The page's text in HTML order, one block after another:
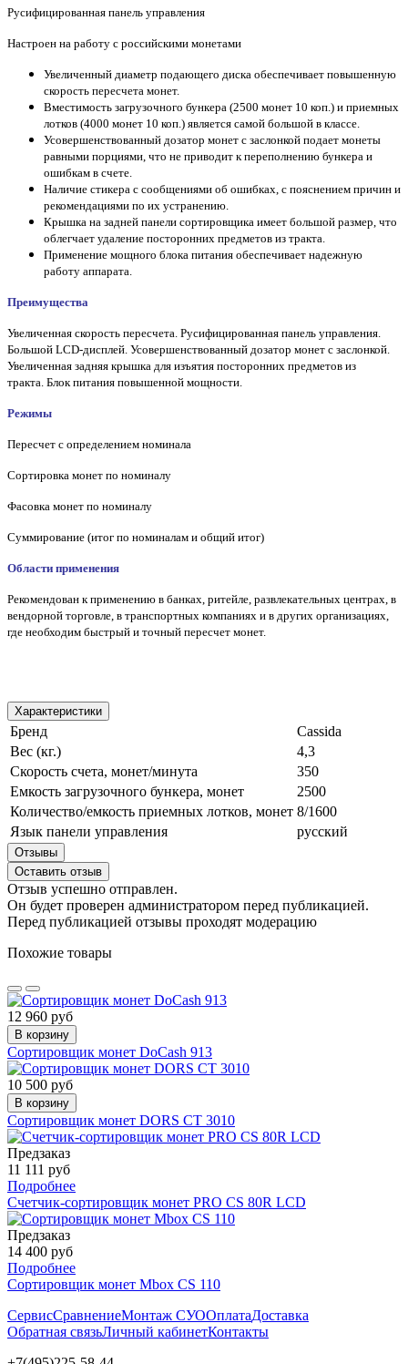
Русифицированная панель управления
Настроен на работу с российскими монетами
Увеличенный диаметр подающего диска обеспечивает повышенную
скорость пересчета монет.
Вместимость загрузочного бункера (2500 монет 10 коп.) и приемных
лотков (4000 монет 10 коп.) является самой большой в классе.
Усовершенствованный дозатор монет с заслонкой подает монеты
равными порциями, что не приводит к переполнению бункера и
ошибкам в счете.
Наличие стикера с сообщениями об ошибках, с пояснением причин и
рекомендациями по их устранению.
Крышка на задней панели сортировщика имеет большой размер, что
облегчает удаление посторонних предметов из тракта.
Применение мощного блока питания обеспечивает надежную
работу аппарата.
Преимущества
Увеличенная скорость пересчета. Русифицированная панель управления.
Большой LCD-дисплей. Усовершенствованный дозатор монет с заслонкой.
Увеличенная задняя крышка для изъятия посторонних предметов из
тракта. Блок питания повышенной мощности.
Режимы
Пересчет с определением номинала
Сортировка монет по номиналу
Фасовка монет по номиналу
Суммирование (итог по номиналам и общий итог)
Области применения
Рекомендован к применению в банках, ритейле, развлекательных центрах, в
вендорной торговле, в транспортных компаниях и в других организациях,
где необходим быстрый и точный пересчет монет.
Характеристики
Бренд
Cassida
Вес (кг.)
4,3
Скорость счета, монет/минута
350
Емкость загрузочного бункера, монет
2500
Количество/емкость приемных лотков, монет 8/1600
Язык панели управления
русский
Отзывы
Оставить отзыв
Отзыв успешно отправлен.
Он будет проверен администратором перед публикацией.
Перед публикацией отзывы проходят модерацию
Похожие товары
12 960 руб
В корзину
Сортировщик монет DoCash 913
10 500 руб
В корзину
Сортировщик монет DORS CT 3010
Предзаказ
11 111 руб
Подробнее
Счетчик-сортировщик монет PRO CS 80R LCD
Предзаказ
14 400 руб
Подробнее
Сортировщик монет Mbox CS 110
СервисСравнениеМонтаж СУООплатаДоставка
Обратная связьЛичный кабинетКонтакты